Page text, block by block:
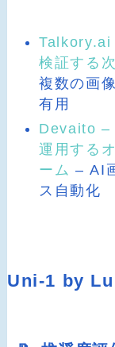
Talkory.ai
検証する
複数の画
有用
Devaito –
運用する
ーム – AI
ス自動化
Uni-1 by